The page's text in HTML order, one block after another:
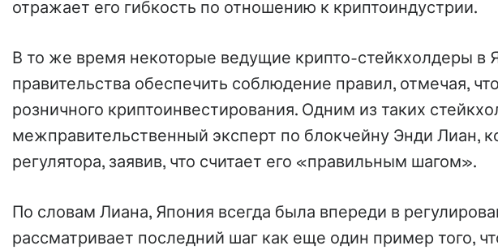
отражает его гибкость по отношению к криптоиндустрии.
В то же время некоторые ведущие крипто-стейкхолдеры в
правительства обеспечить соблюдение правил, отмечая,
розничного криптоинвестирования. Одним из таких
межправительственный эксперт по блокчейну Энди Лиан,
регулятора, заявив, что считает его «правильным шагом».
По словам Лиана, Япония всегда была впереди в
рассматривает последний шаг как еще один пример того,